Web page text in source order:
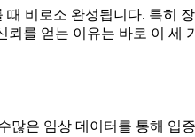
비로소 완성됩니다. 특히
뢰를 얻는 이유는 바로 이 세
은 임상 데이터를 통해 입